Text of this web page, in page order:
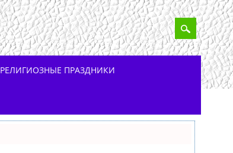
РЕЛИГИОЗНЫЕ ПРАЗДНИКИ